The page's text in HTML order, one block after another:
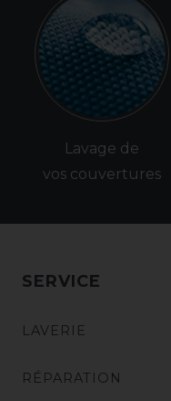
Lavage de
vos couvertures
SERVICE
LAVERIE
RÉPARATION